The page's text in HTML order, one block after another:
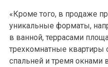
«Кроме того, в продаже
уникальные форматы,
в ванной, террасами
трехкомнатные квартиры
спальней и тремя окнами